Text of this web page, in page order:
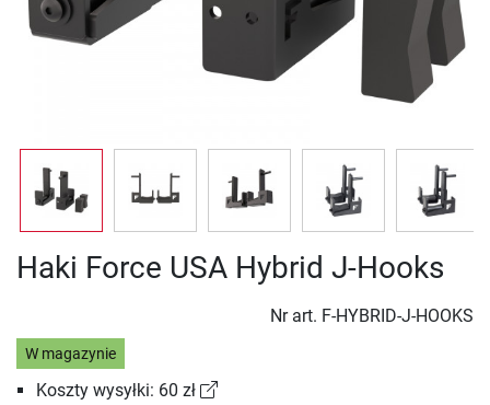
Haki Force USA Hybrid J-Hooks
Nr art. F-HYBRID-J-HOOKS
W magazynie
Koszty wysyłki: 60 zł